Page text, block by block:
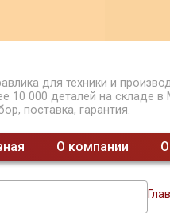
для техники и
10 000 деталей на складе в
поставка, гарантия.
О компании